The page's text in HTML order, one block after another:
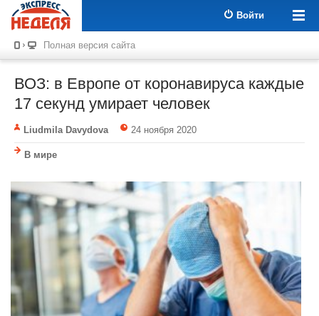
Войти
Полная версия сайта
ВОЗ: в Европе от коронавируса каждые
17 секунд умирает человек
Liudmila Davydova 24 ноября 2020
В мире